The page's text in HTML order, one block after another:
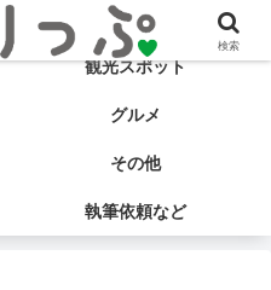
の国内旅行＆グルメブログ
観光スポット
グルメ
その他
執筆依頼など
検索